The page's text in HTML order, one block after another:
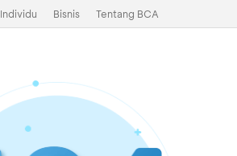
Individu Bisnis Tentang BCA